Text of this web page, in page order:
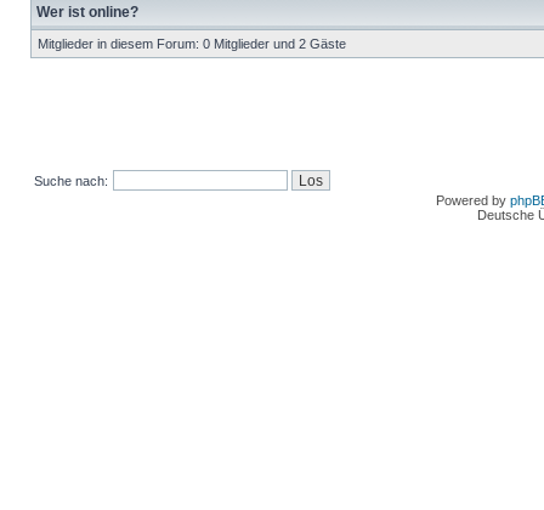
Wer ist online?
Mitglieder in diesem Forum: 0 Mitglieder und 2 Gäste
Suche nach:
Powered by
Deutsche